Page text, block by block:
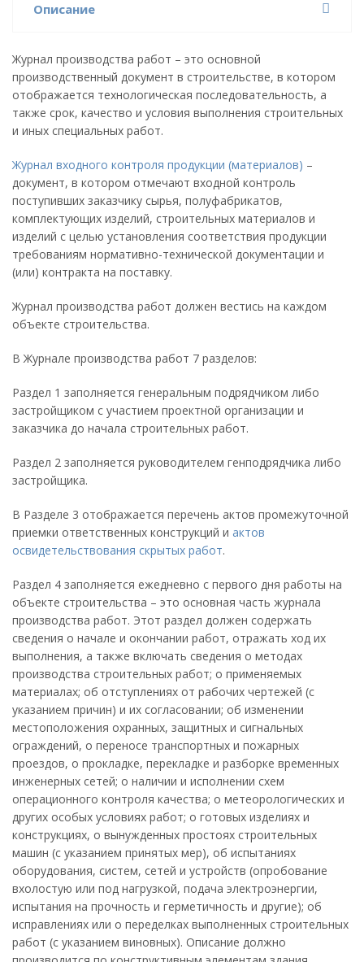
Описание
Журнал производства работ – это основной
производственный документ в строительстве, в котором
отображается технологическая последовательность, а
также срок, качество и условия выполнения строительных
и иных специальных работ.
Журнал входного контроля продукции (материалов) –
документ, в котором отмечают входной контроль
поступивших заказчику сырья, полуфабрикатов,
комплектующих изделий, строительных материалов и
изделий с целью установления соответствия продукции
требованиям нормативно-технической документации и
(или) контракта на поставку.
Журнал производства работ должен вестись на каждом
объекте строительства.
В Журнале производства работ 7 разделов:
Раздел 1 заполняется генеральным подрядчиком либо
застройщиком с участием проектной организации и
заказчика до начала строительных работ.
Раздел 2 заполняется руководителем генподрядчика либо
застройщика.
В Разделе 3 отображается перечень актов промежуточной
приемки ответственных конструкций и актов
освидетельствования скрытых работ.
Раздел 4 заполняется ежедневно с первого дня работы на
объекте строительства – это основная часть журнала
производства работ. Этот раздел должен содержать
сведения о начале и окончании работ, отражать ход их
выполнения, а также включать сведения о методах
производства строительных работ; о применяемых
материалах; об отступлениях от рабочих чертежей (с
указанием причин) и их согласовании; об изменении
местоположения охранных, защитных и сигнальных
ограждений, о переносе транспортных и пожарных
проездов, о прокладке, перекладке и разборке временных
инженерных сетей; о наличии и исполнении схем
операционного контроля качества; о метеорологических и
других особых условиях работ; о готовых изделиях и
конструкциях, о вынужденных простоях строительных
машин (с указанием принятых мер), об испытаниях
оборудования, систем, сетей и устройств (опробование
вхолостую или под нагрузкой, подача электроэнергии,
испытания на прочность и герметичность и другие); об
исправлениях или о переделках выполненных строительных
работ (с указанием виновных). Описание должно